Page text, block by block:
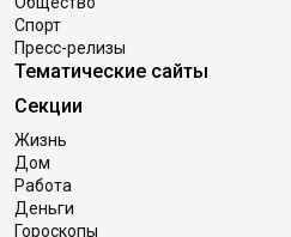
Спорт
Пресс-релизы
Тематические сайты
Секции
Жизнь
Дом
Работа
Деньги
Гороскопы